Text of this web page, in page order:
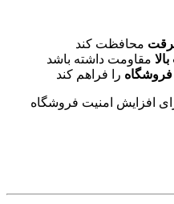
محافظت کند
مقاومت داشته باشد
را فراهم کند
افزایش امنیت فروشگاه